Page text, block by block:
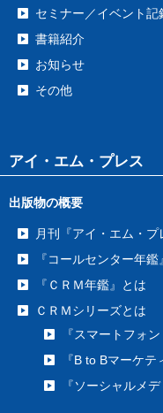
セミナー／イベント記
書籍紹介
お知らせ
その他
アイ・エム・プレス
出版物の概要
月刊『アイ・エム・プ
『コールセンター年鑑
『ＣＲＭ年鑑』とは
ＣＲＭシリーズとは
『スマートフォ
『B to Bマーケテ
『ソーシャルメ